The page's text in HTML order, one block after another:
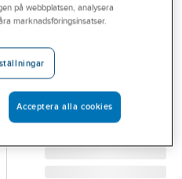
PIPELIFE
Rensrör med
lock, Pipelife
110 PP RENSRÖR MED
LOCK EN1852
PBB.5215
Artikelnummer:
på webbplatsen, analysera
marknadsföringsinsatser.
Acceptera alla cookies